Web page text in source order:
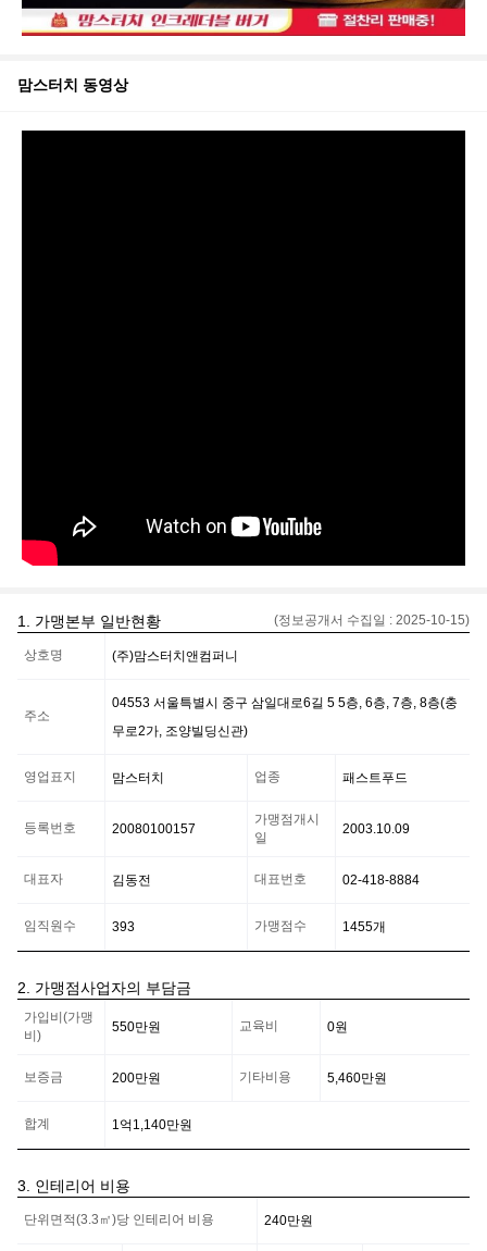
맘스터치 동영상
1. 가맹본부 일반현황 (정보공개서 수집일 : 2025-10-15)
맹
일
황
정
상호명 (주)맘스터치앤컴퍼니
주소
04553 서울특별시 중구 삼일대로6길 5 5층, 6층, 7층, 8층(충
무로2가, 조양빌딩신관)
영업표지 맘스터치 업종 패스트푸드
등록번호 20080100157
가맹점개시
일
2003.10.09
대표자 김동전 대표번호 02-418-8884
임직원수 393 가맹점수 1455개
2. 가맹점사업자의 부담금
맹
점
업
의
담
정
가입비(가맹
비)
550만원 교육비 0원
보증금 200만원 기타비용 5,460만원
합계 1억1,140만원
3. 인테리어 비용
테단위면적(3.3㎡)당 인테리어 비용 240만원